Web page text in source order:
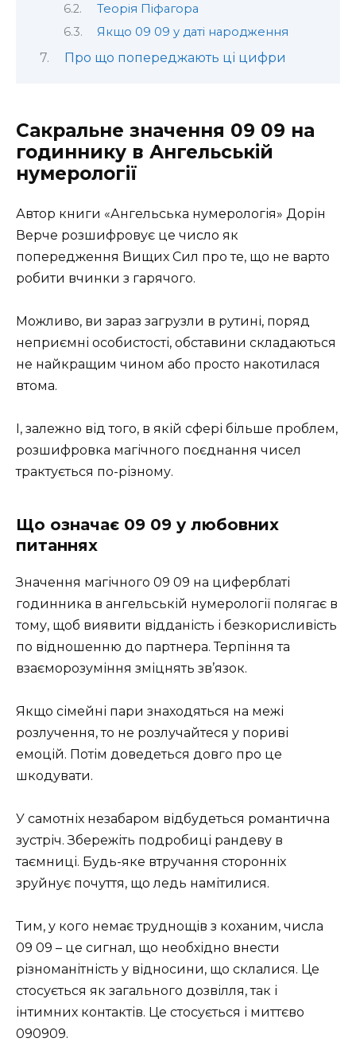
Теорія Піфагора
Якщо 09 09 у даті народження
Про що попереджають ці цифри
Сакральне значення 09 09 на
годиннику в Ангельській
нумерології
Автор книги «Ангельська нумерологія» Дорін
Верче розшифровує це число як
попередження Вищих Сил про те, що не варто
робити вчинки з гарячого.
Можливо, ви зараз загрузли в рутині, поряд
неприємні особистості, обставини складаються
не найкращим чином або просто накотилася
втома.
І, залежно від того, в якій сфері більше проблем,
розшифровка магічного поєднання чисел
трактується по-різному.
Що означає 09 09 у любовних
питаннях
Значення магічного 09 09 на циферблаті
годинника в ангельській нумерології полягає в
тому, щоб виявити відданість і безкорисливість
по відношенню до партнера. Терпіння та
взаєморозуміння зміцнять зв’язок.
Якщо сімейні пари знаходяться на межі
розлучення, то не розлучайтеся у пориві
емоцій. Потім доведеться довго про це
шкодувати.
У самотніх незабаром відбудеться романтична
зустріч. Збережіть подробиці рандеву в
таємниці. Будь-яке втручання сторонніх
зруйнує почуття, що ледь намітилися.
Тим, у кого немає труднощів з коханим, числа
09 09 – це сигнал, що необхідно внести
різноманітність у відносини, що склалися. Це
стосується як загального дозвілля, так і
інтимних контактів. Це стосується і миттєво
090909.